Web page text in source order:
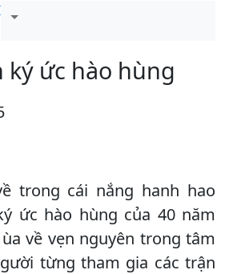
ký ức hào hùng
trong cái nắng hanh hao
ức hào hùng của 40 năm
về vẹn nguyên trong tâm
từng tham gia các trận